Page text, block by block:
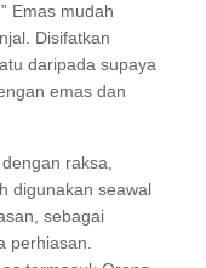
Emas mudah
Disifatkan
daripada supaya
emas dan
raksa,
digunakan seawal
sebagai
perhiasan.